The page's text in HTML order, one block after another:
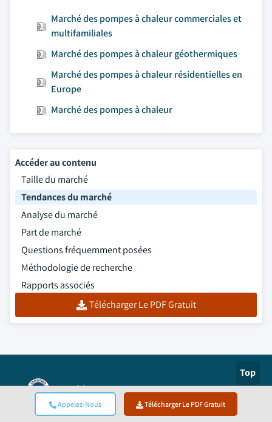
Appelez-Nous Télécharger Le PDF Gratuit
Marché des pompes à chaleur commerciales et
multifamiliales
Marché des pompes à chaleur géothermiques
Marché des pompes à chaleur résidentielles en
Europe
Marché des pompes à chaleur
Accéder au contenu
Taille du marché
Tendances du marché
Analyse du marché
Part de marché
Questions fréquemment posées
Méthodologie de recherche
Rapports associés
Télécharger Le PDF Gratuit
Top
Certifié ISO